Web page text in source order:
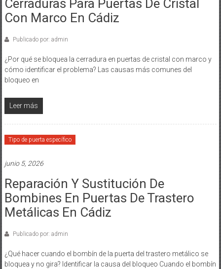
Cerraduras Para Puertas De Cristal
Con Marco En Cádiz
Publicado por: admin
¿Por qué se bloquea la cerradura en puertas de cristal con marco y
cómo identificar el problema? Las causas más comunes del
bloqueo en
Leer más
Tipo de puerta específico
junio 5, 2026
Reparación Y Sustitución De
Bombines En Puertas De Trastero
Metálicas En Cádiz
Publicado por: admin
¿Qué hacer cuando el bombín de la puerta del trastero metálico se
bloquea y no gira? Identificar la causa del bloqueo Cuando el bombín